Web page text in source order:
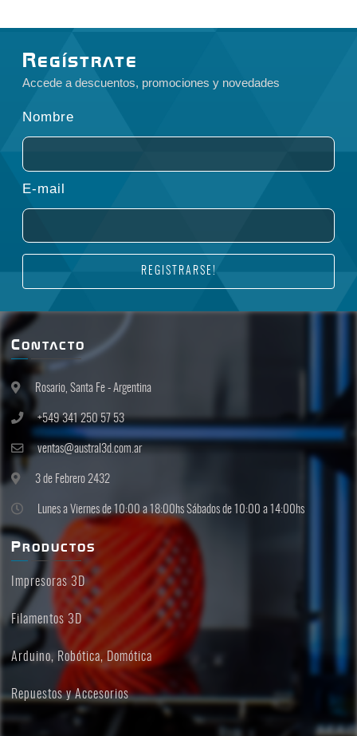
Regístrate
Accede a descuentos, promociones y novedades
Nombre
E-mail
REGISTRARSE!
Contacto
Rosario, Santa Fe - Argentina
+549 341 250 57 53
ventas@austral3d.com.ar
3 de Febrero 2432
Lunes a Viernes de 10:00 a 18:00hs Sábados de 10:00 a 14:00hs
Productos
Impresoras 3D
Filamentos 3D
Arduino, Robótica, Domótica
Repuestos y Accesorios